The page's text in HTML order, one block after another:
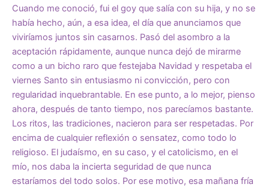
Cuando me conoció, fui el goy que salía con su hija, y no se
había hecho, aún, a esa idea, el día que anunciamos que
viviríamos juntos sin casarnos. Pasó del asombro a la
aceptación rápidamente, aunque nunca dejó de mirarme
como a un bicho raro que festejaba Navidad y respetaba el
viernes Santo sin entusiasmo ni convicción, pero con
regularidad inquebrantable. En ese punto, a lo mejor, pienso
ahora, después de tanto tiempo, nos parecíamos bastante.
Los ritos, las tradiciones, nacieron para ser respetadas. Por
encima de cualquier reflexión o sensatez, como todo lo
religioso. El judaísmo, en su caso, y el catolicismo, en el
mío, nos daba la incierta seguridad de que nunca
estaríamos del todo solos. Por ese motivo, esa mañana fría